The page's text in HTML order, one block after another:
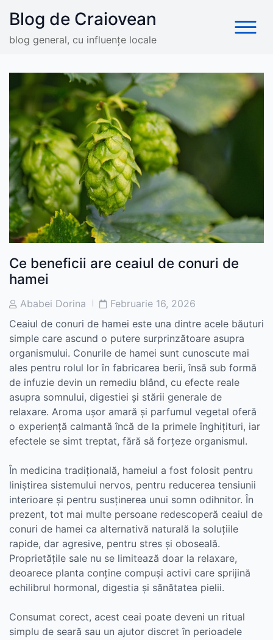
content
Blog de Craiovean
blog general, cu influențe locale
Ce beneficii are ceaiul de conuri de
hamei
PostAbabei Dorina
PostFebruarie 16, 2026
Ceaiul de conuri de hamei este una dintre acele băuturi
simple care ascund o putere surprinzătoare asupra
organismului. Conurile de hamei sunt cunoscute mai
ales pentru rolul lor în fabricarea berii, însă sub formă
de infuzie devin un remediu blând, cu efecte reale
asupra somnului, digestiei și stării generale de
relaxare. Aroma ușor amară și parfumul vegetal oferă
o experiență calmantă încă de la primele înghițituri, iar
efectele se simt treptat, fără să forțeze organismul.
În medicina tradițională, hameiul a fost folosit pentru
liniștirea sistemului nervos, pentru reducerea tensiunii
interioare și pentru susținerea unui somn odihnitor. În
prezent, tot mai multe persoane redescoperă ceaiul de
conuri de hamei ca alternativă naturală la soluțiile
rapide, dar agresive, pentru stres și oboseală.
Proprietățile sale nu se limitează doar la relaxare,
deoarece planta conține compuși activi care sprijină
echilibrul hormonal, digestia și sănătatea pielii.
Consumat corect, acest ceai poate deveni un ritual
simplu de seară sau un ajutor discret în perioadele